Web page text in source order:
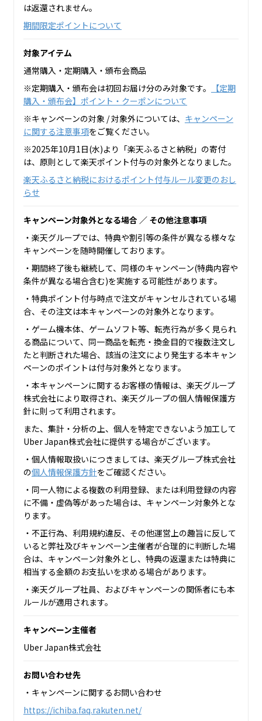
は返還されません。
期間限定ポイントについて
対象アイテム
通常購入・定期購入・頒布会商品
※定期購入・頒布会は初回お届け分のみ対象です。
【定期
購入・頒布会】ポイント・クーポンについて
※キャンペーンの対象 / 対象外については、 キャンペーン
に関する注意事項をご覧ください。
※2025年10月1日(水)より「楽天ふるさと納税」の寄付
は、原則として楽天ポイント付与の対象外となりました。
楽天ふるさと納税におけるポイント付与ルール変更のおし
らせ
キャンペーン対象外となる場合 ／ その他注意事項
・楽天グループでは、特典や割引等の条件が異なる様々な
キャンペーンを随時開催しております。
・期間終了後も継続して、同様のキャンペーン(特典内容や
条件が異なる場合含む)を実施する可能性があります。
・特典ポイント付与時点で注文がキャンセルされている場
合、その注文は本キャンペーンの対象外となります。
・ゲーム機本体、ゲームソフト等、転売行為が多く見られ
る商品について、同一商品を転売・換金目的で複数注文し
たと判断された場合、該当の注文により発生する本キャン
ペーンのポイントは付与対象外となります。
・本キャンペーンに関するお客様の情報は、楽天グループ
株式会社により取得され、楽天グループの個人情報保護方
針に則って利用されます。
また、集計・分析の上、個人を特定できないよう加工して
Uber Japan株式会社に提供する場合がございます。
・個人情報取扱いにつきましては、楽天グループ株式会社
の個人情報保護方針をご確認ください。
・同一人物による複数の利用登録、または利用登録の内容
に不備・虚偽等があった場合は、キャンペーン対象外とな
ります。
・不正行為、利用規約違反、その他運営上の趣旨に反して
いると弊社及びキャンペーン主催者が合理的に判断した場
合は、キャンペーン対象外とし、特典の返還または特典に
相当する金額のお支払いを求める場合があります。
・楽天グループ社員、およびキャンペーンの関係者にも本
ルールが適用されます。
キャンペーン主催者
Uber Japan株式会社
お問い合わせ先
・キャンペーンに関するお問い合わせ
https://ichiba.faq.rakuten.net/